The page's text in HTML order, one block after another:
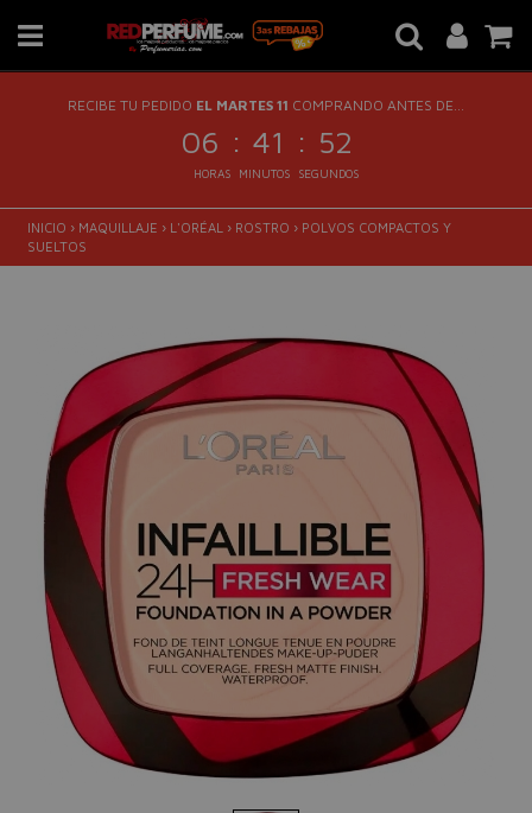
RECIBE TU PEDIDO EL MARTES 11 COMPRANDO ANTES DE...
06 : 41 : 51
HORAS MINUTOS SEGUNDOS
INICIO › MAQUILLAJE › L'ORÉAL › ROSTRO › POLVOS COMPACTOS Y
SUELTOS